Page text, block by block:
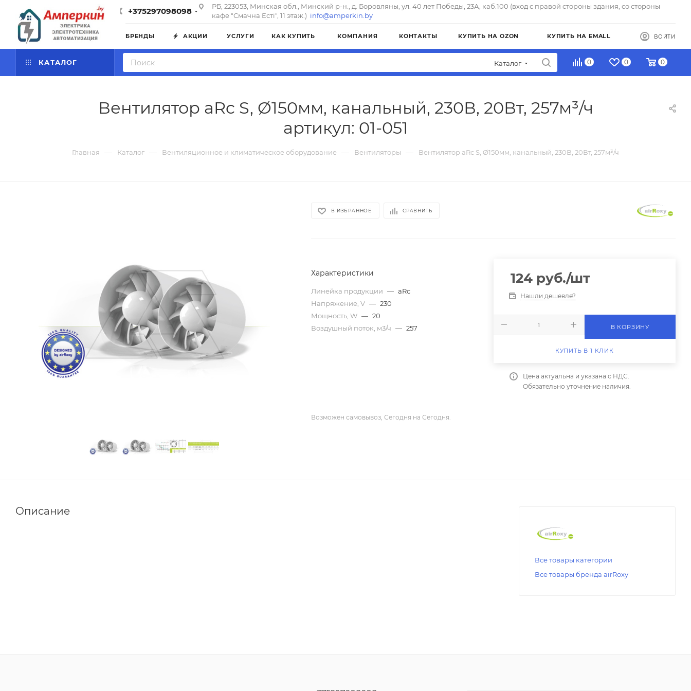
+375297098098
РБ, 223053, Минская обл., Минский р-н., д. Боровляны, ул. 40 лет Победы, 23А, каб.100 (вход с правой стороны здания, со стороны
кафе "Смачна Естi", 11 этаж.) info@amperkin.by
БРЕНДЫ АКЦИИ УСЛУГИ КАК КУПИТЬ КОМПАНИЯ КОНТАКТЫ КУПИТЬ НА OZON КУПИТЬ НА EMALL ВОЙТИ
КАТАЛОГ Каталог 0 0 0
Вентилятор aRc S, Ø150мм, канальный, 230В, 20Вт, 257м³/ч
артикул: 01-051
Главная — Каталог — Вентиляционное и климатическое оборудование — Вентиляторы — Вентилятор aRc S, Ø150мм, канальный, 230В, 20Вт, 257м³/ч
В ИЗБРАННОЕ СРАВНИТЬ
Характеристики
Линейка продукции — aRc
Напряжение, V — 230
Мощность, W — 20
Воздушный поток, м3/ч — 257
124руб./шт
Нашли дешевле?
В КОРЗИНУ
КУПИТЬ В 1 КЛИК
Цена актуальна и указана с НДС.
Обязательно уточнение наличия.
Возможен самовывоз, Сегодня на Сегодня.
Описание
Все товары категории
Все товары бренда airRoxy